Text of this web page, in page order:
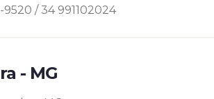
9520 / 34 991102024
- MG